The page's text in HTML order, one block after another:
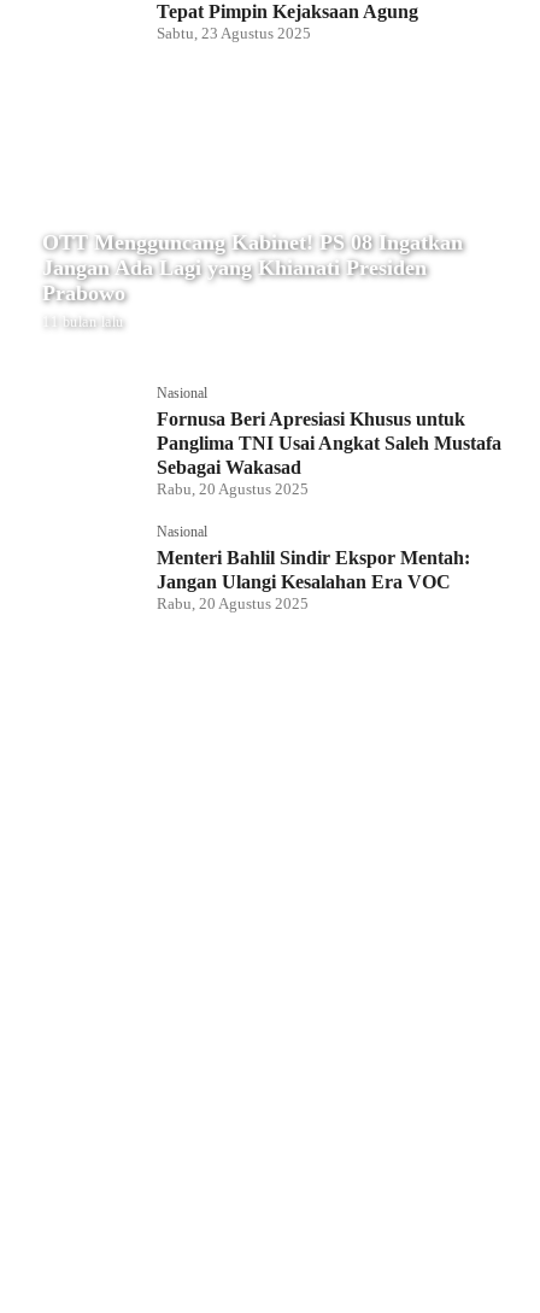
Tepat Pimpin Kejaksaan Agung
Sabtu, 23 Agustus 2025
OTT Mengguncang Kabinet! PS 08 Ingatkan
Jangan Ada Lagi yang Khianati Presiden
Prabowo
11 bulan lalu
Nasional
Fornusa Beri Apresiasi Khusus untuk
Panglima TNI Usai Angkat Saleh Mustafa
Sebagai Wakasad
Rabu, 20 Agustus 2025
Nasional
Menteri Bahlil Sindir Ekspor Mentah:
Jangan Ulangi Kesalahan Era VOC
Rabu, 20 Agustus 2025